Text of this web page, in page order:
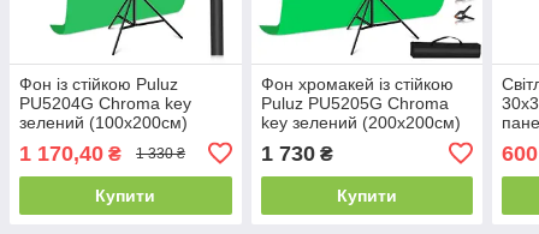
Фон із стійкою Puluz
PU5204G Chroma key
зелений (100x200см)
1 170,40 ₴ 1 330 ₴
Купити
Фон хромакей із стійкою
Puluz PU5205G Chroma
key зелений (200x200см)
1 730₴
Купити
600